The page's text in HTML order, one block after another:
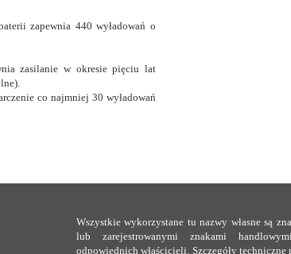
zapewnia 440 wyładowań o
zasilanie w okresie pięciu lat
co najmniej 30 wyładowań
Wszystkie wykorzystane tu nazwy własne są
lub zarejestrowanymi znakami
odpowiednich właścicieli. Szczegóły techniczne